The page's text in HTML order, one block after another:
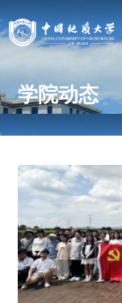
学院动态